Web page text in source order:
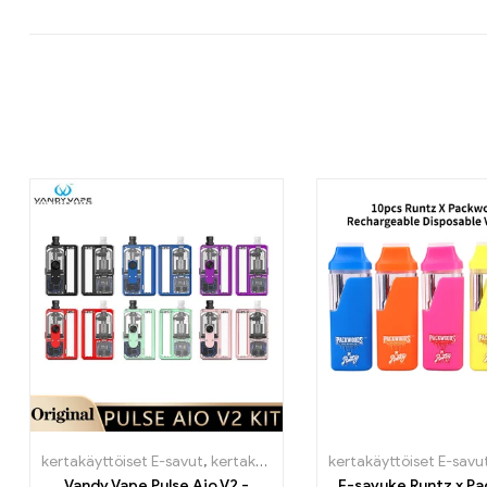
kertakäyttöiset E-savut, kertakäyttöiset E-savut Suomi ,
kertakäyttöiset E-